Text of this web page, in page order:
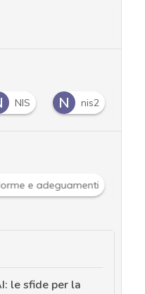
NIS N nis2
e adeguamenti
le sfide per la